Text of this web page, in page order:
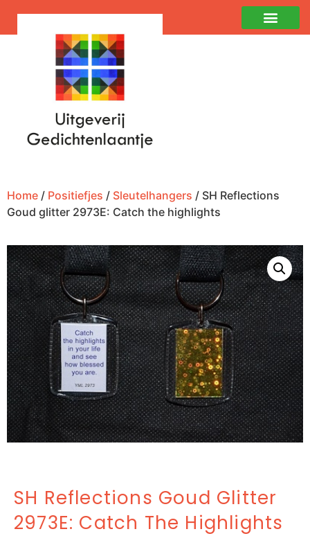
Home / Positiefjes / Sleutelhangers / SH Reflections
Goud glitter 2973E: Catch the highlights
SH Reflections Goud Glitter
2973E: Catch The Highlights